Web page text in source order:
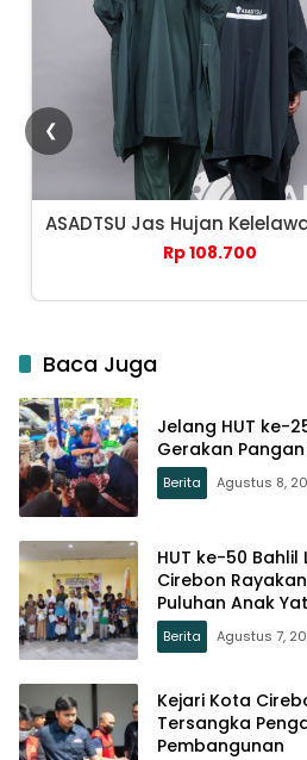
❮
ASADTSU Jas Hujan
Rp 108.700
Baca Juga
Jelang HUT ke-
Gerakan
Berita Agustus 8,
HUT ke-50
Cirebon
Puluhan Anak
Berita Agustus 7,
Kejari Kota
Tersangka
Pembangunan